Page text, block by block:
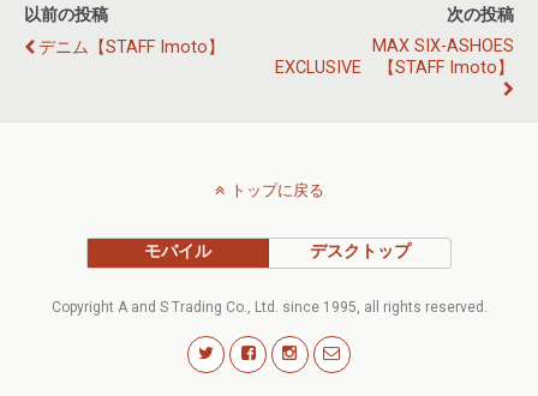
以前の投稿
デニム【STAFF Imoto】
次の投稿
MAX SIX-ASHOES
EXCLUSIVE 【STAFF Imoto】
トップに戻る
モバイル デスクトップ
Copyright A and S Trading Co., Ltd. since 1995, all rights reserved.